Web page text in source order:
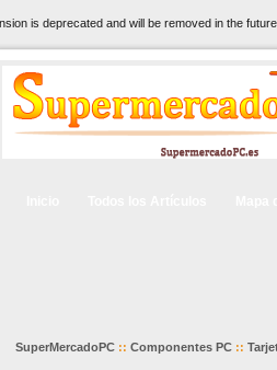
is deprecated and will be removed in the
SuperMercadoPC :: Componentes PC ::